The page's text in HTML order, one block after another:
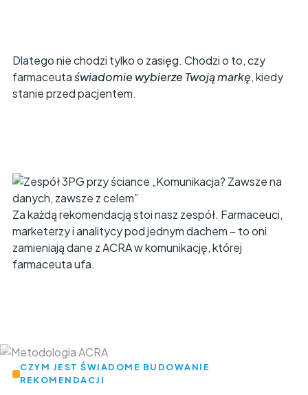
Dlatego nie chodzi tylko o zasięg. Chodzi o to, czy
farmaceutaświadomie wybierze Twoją markę, kiedy
stanie przed pacjentem.
Za każdą rekomendacją stoi nasz zespół. Farmaceuci,
marketerzy i analitycy pod jednym dachem – to oni
zamieniają dane z ACRA w komunikację, której
farmaceuta ufa.
CZYM JEST ŚWIADOME BUDOWANIE
REKOMENDACJI